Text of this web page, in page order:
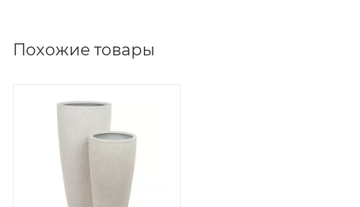
Похожие товары